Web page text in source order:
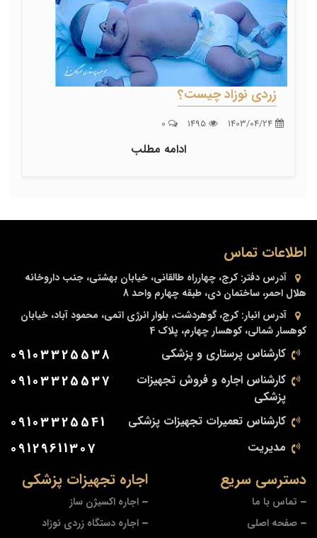
زردی نوزاد چیست؟
ادامه مطلب
اجاره تجهیزات پزشکی
اجاره اکسیژن ساز
اجاره دستگاه زردی نوزاد
دسترسی سریع
تماس با ما
صفحه اصلی
اطلاعات تماس
آدرس دفتر: کرج، چهارراه طالقانی، خیابان بهشتی، جنب داروخانه
هلال احمر، ساختمان دی، طبقه چهارم واحد 8
آدرس انبار: کرج، گوهردشت، بلوار انرژی اتمی، محمود آباد، خیابان
کوهسار شمالی، کوهسار چهارم، پلاک 4
کارشناس پرستاری و پزشکی 09103325538
کارشناس اجاره و فروش تجهیزات
پزشکی
09103325537
کارشناس تعمیرات تجهیزات پزشکی 09103325541
مدیریت 09129611307